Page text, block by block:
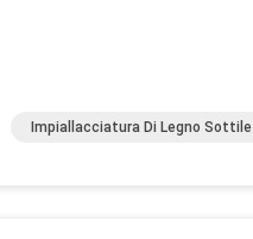
Impiallacciatura Di Legno Sottile